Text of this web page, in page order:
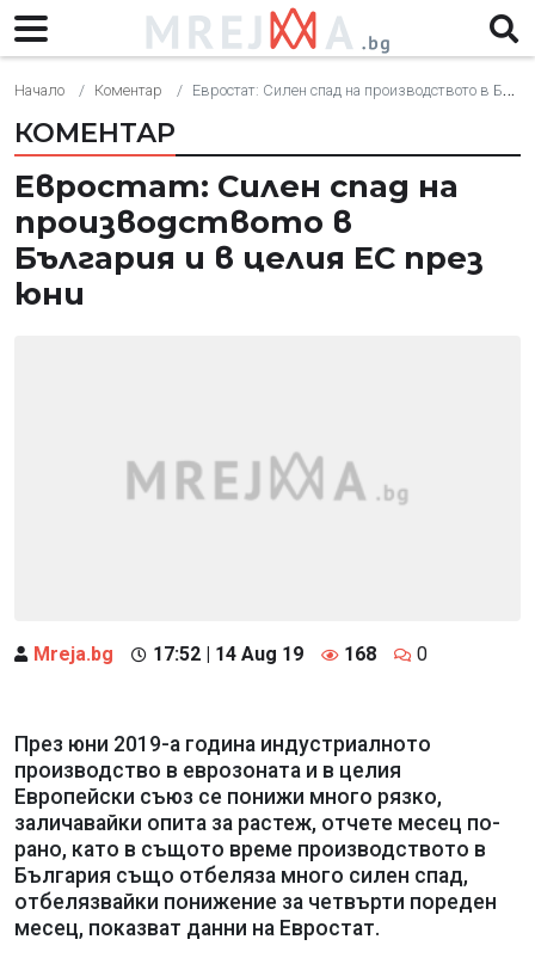
Начало Коментар Евростат: Силен спад на производството в България и в целия ЕС през юни
КОМЕНТАР
Евростат: Силен спад на
производството в
България и в целия ЕС през
юни
Mreja.bg 17:52 | 14 Aug 19 168 0
През юни 2019-а година индустриалното
производство в еврозоната и в целия
Европейски съюз се понижи много рязко,
заличавайки опита за растеж, отчете месец по-
рано, като в същото време производството в
България също отбеляза много силен спад,
отбелязвайки понижение за четвърти пореден
месец, показват данни на Евростат.